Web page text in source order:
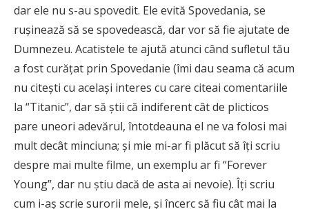
dar ele nu s-au spovedit. Ele evită Spovedania, se
rușinează să se spovedească, dar vor să fie ajutate de
Dumnezeu. Acatistele te ajută atunci când sufletul tău
a fost curățat prin Spovedanie (îmi dau seama că acum
nu citești cu același interes cu care citeai comentariile
la “Titanic”, dar să știi că indiferent cât de plicticos
pare uneori adevărul, întotdeauna el ne va folosi mai
mult decât minciuna; și mie mi-ar fi plăcut să îți scriu
despre mai multe filme, un exemplu ar fi “Forever
Young”, dar nu știu dacă de asta ai nevoie). Îți scriu
cum i-aș scrie surorii mele, și încerc să fiu cât mai la